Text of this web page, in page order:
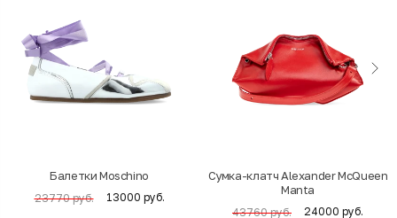
Балетки Moschino
23770 руб. 13000 руб.
Cумка-клатч Alexander McQueen
Manta
43760 руб. 24000 руб.